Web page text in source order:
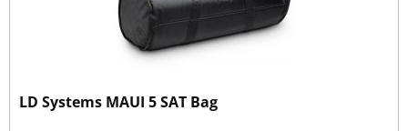
LD Systems MAUI 5 SAT Bag